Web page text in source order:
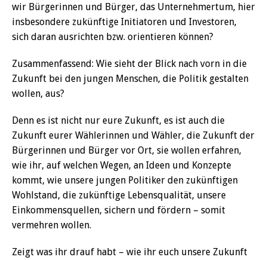
wir Bürgerinnen und Bürger, das Unternehmertum, hier
insbesondere zukünftige Initiatoren und Investoren,
sich daran ausrichten bzw. orientieren können?
Zusammenfassend: Wie sieht der Blick nach vorn in die
Zukunft bei den jungen Menschen, die Politik gestalten
wollen, aus?
Denn es ist nicht nur eure Zukunft, es ist auch die
Zukunft eurer Wählerinnen und Wähler, die Zukunft der
Bürgerinnen und Bürger vor Ort, sie wollen erfahren,
wie ihr, auf welchen Wegen, an Ideen und Konzepte
kommt, wie unsere jungen Politiker den zukünftigen
Wohlstand, die zukünftige Lebensqualität, unsere
Einkommensquellen, sichern und fördern – somit
vermehren wollen.
Zeigt was ihr drauf habt – wie ihr euch unsere Zukunft